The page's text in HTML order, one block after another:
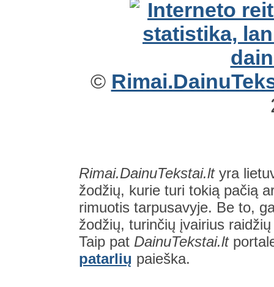
©
Rimai.DainuTekstai.ltyra
žodžių, kurie turi tokią pačią
rimuotis tarpusavyje. Be to,
žodžių, turinčių įvairius
Taip pat DainuTekstai.lt
patarlių paieška.